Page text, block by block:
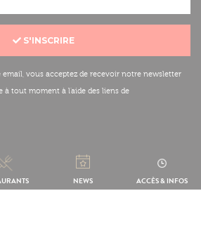
NEWS ACCÈS & INFOS
S'INSCRIRE
email, vous acceptez de recevoir notre newsletter
à tout moment à l'aide des liens de
Réalisation :